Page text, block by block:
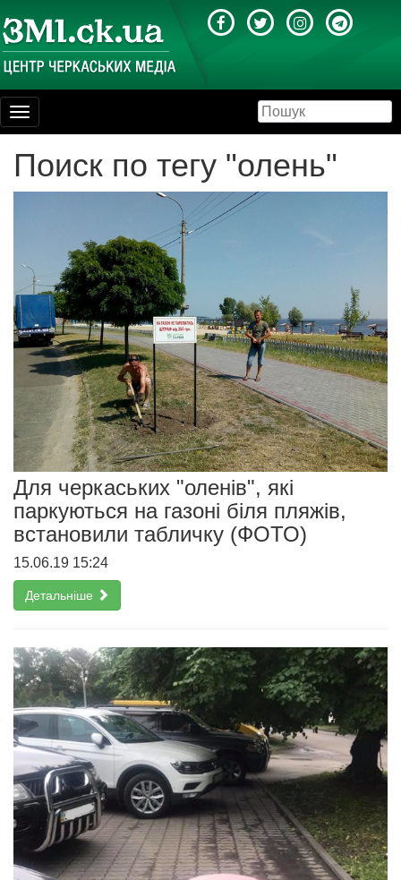
Toggle
navigation
Поиск по тегу "олень"
Для черкаських "оленів", які
паркуються на газоні біля пляжів,
встановили табличку (ФОТО)
15.06.19 15:24
Детальніше